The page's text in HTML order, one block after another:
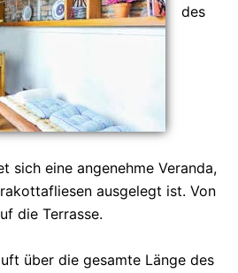
des
sich eine angenehme Veranda,
ausgelegt ist. Von
die Terrasse.
über die gesamte Länge des